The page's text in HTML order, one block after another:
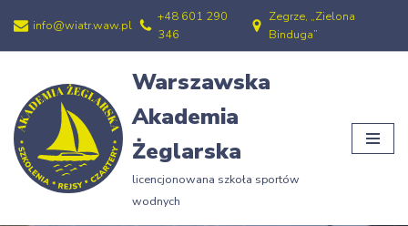
Przejdź
treści
info@wiatr.waw.pl
+48 601 290
346
Zegrze, „Zielona
Binduga”
Warszawska
Akademia
Żeglarska
licencjonowana szkoła sportów
wodnych